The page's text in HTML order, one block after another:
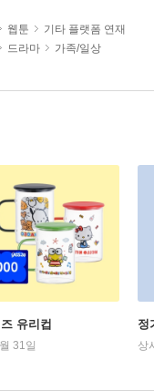
웹툰
기타 플랫폼 연재
드라마 가족/일상
유리컵
31일
정
상